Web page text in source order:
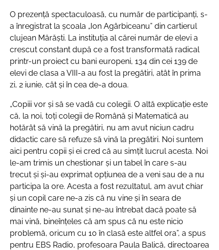
O prezență spectaculoasă, cu număr de participanți, s-
a înregistrat la școala „Ion Agârbiceanu” din cartierul
clujean Mărăști. La instituția al cărei număr de elevi a
crescut constant după ce a fost transformată radical
printr-un proiect cu bani europeni, 134 din cei 139 de
elevi de clasa a VIII-a au fost la pregătiri, atât în prima
zi, 2 iunie, cât și în cea de-a doua.
„Copiii vor și să se vadă cu colegii. O altă explicație este
că, la noi, toți colegii de Română și Matematică au
hotărât să vină la pregătiri, nu am avut niciun cadru
didactic care să refuze să vină la pregătiri. Noi suntem
aici pentru copii și ei cred că au simțit lucrul acesta. Noi
le-am trimis un chestionar și un tabel în care s-au
trecut și și-au exprimat opțiunea de a veni sau de a nu
participa la ore. Acesta a fost rezultatul, am avut chiar
și un copil care ne-a zis că nu vine și în seara de
dinainte ne-au sunat și ne-au întrebat dacă poate să
mai vină, bineînțeles că am spus că nu este nicio
problemă, oricum cu 10 în clasă este altfel ora”, a spus
pentru EBS Radio, profesoara Paula Balică, directoarea